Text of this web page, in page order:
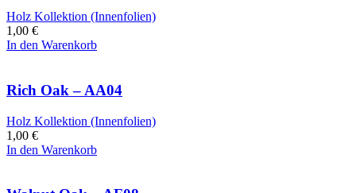
Holz Kollektion (Innenfolien)
1,00 €
In den Warenkorb
Rich Oak – AA04
Holz Kollektion (Innenfolien)
1,00 €
In den Warenkorb